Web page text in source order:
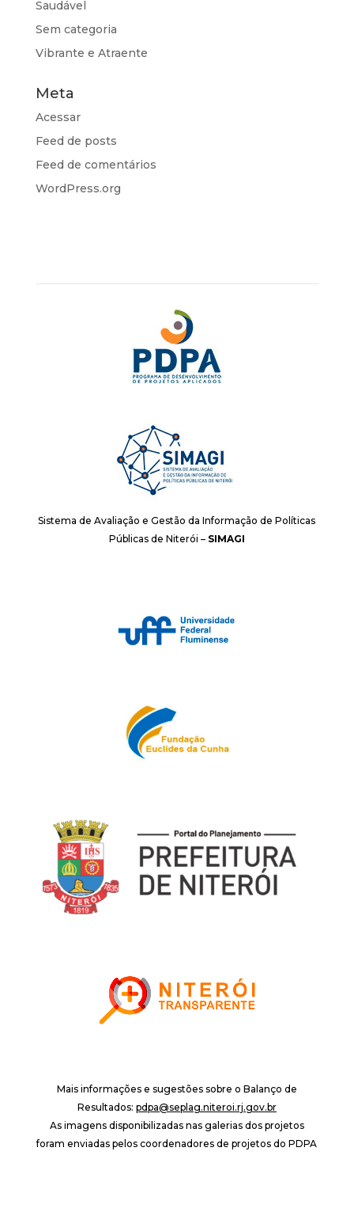
Saudável
Sem categoria
Vibrante e Atraente
Meta
Acessar
Feed de posts
Feed de comentários
WordPress.org
Sistema de Avaliação e Gestão da Informação de Políticas
Públicas de Niterói – SIMAGI
Mais informações e sugestões sobre o Balanço de
Resultados: pdpa@seplag.niteroi.rj.gov.br
As imagens disponibilizadas nas galerias dos projetos
foram enviadas pelos coordenadores de projetos do PDPA